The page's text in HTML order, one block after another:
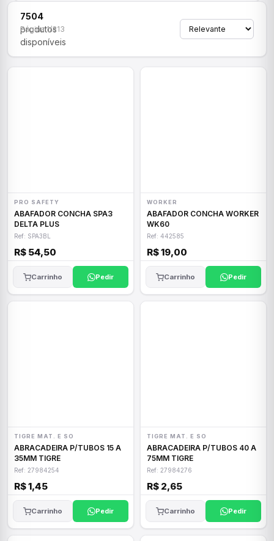
7504
produtos
disponíveis
Página 1/313
PRO SAFETY
ABAFADOR CONCHA SPA3
DELTA PLUS
Ref: SPA3BL
R$ 54,50
Carrinho Pedir
WORKER
ABAFADOR CONCHA WORKER
WK60
Ref: 442585
R$ 19,00
Carrinho Pedir
TIGRE MAT. E SO
ABRACADEIRA P/TUBOS 15 A
35MM TIGRE
Ref: 27984254
R$ 1,45
Carrinho Pedir
TIGRE MAT. E SO
ABRACADEIRA P/TUBOS 40 A
75MM TIGRE
Ref: 27984276
R$ 2,65
Carrinho Pedir